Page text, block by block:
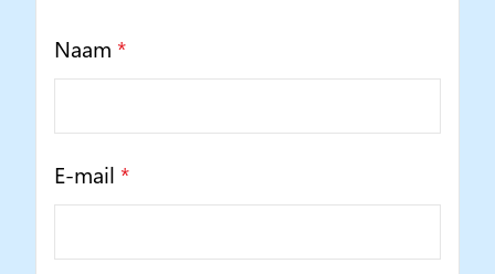
Naam *
E-mail *